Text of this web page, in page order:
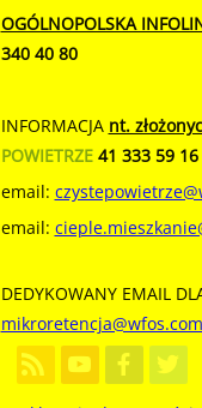
OGÓLNOPOLSKA
340 40 80
INFORMACJA nt.
POWIETRZE41 333 59 16
email:
email:
DEDYKOWANY EMAIL